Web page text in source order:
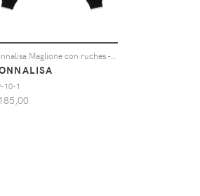
10-1